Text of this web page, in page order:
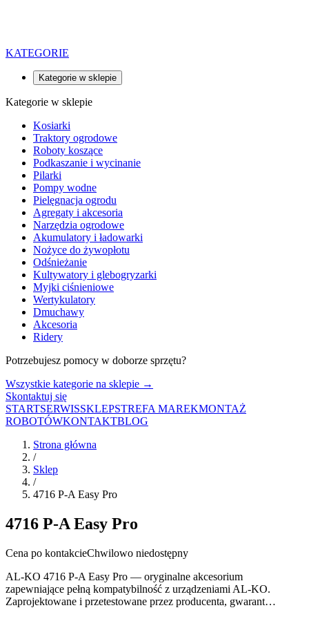
KATEGORIE
Kategorie w sklepie
Kategorie w sklepie
Kosiarki
Traktory ogrodowe
Roboty koszące
Podkaszanie i wycinanie
Pilarki
Pompy wodne
Pielęgnacja ogrodu
Agregaty i akcesoria
Narzędzia ogrodowe
Akumulatory i ładowarki
Nożyce do żywopłotu
Odśnieżanie
Kultywatory i glebogryzarki
Myjki ciśnieniowe
Wertykulatory
Dmuchawy
Akcesoria
Ridery
Potrzebujesz pomocy w doborze sprzętu?
Wszystkie kategorie na sklepie →
Skontaktuj się
STARTSERWISSKLEPSTREFA MAREKMONTAŻ
ROBOTÓWKONTAKTBLOG
Strona główna
/
Sklep
/
4716 P-A Easy Pro
4716 P-A Easy Pro
Cena po kontakcieChwilowo niedostępny
AL-KO 4716 P-A Easy Pro — oryginalne akcesorium
zapewniające pełną kompatybilność z urządzeniami AL-KO.
Zaprojektowane i przetestowane przez producenta, gwarant…